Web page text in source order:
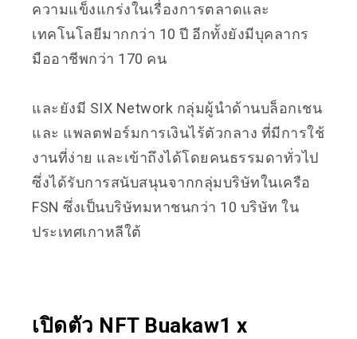
ความแข็งแกร่งในเรื่องการตลาดและ
เทคโนโลยีมากกว่า 10 ปี อีกทั้งยังมีบุคลากร
มืออาชีพกว่า 170 คน
และยังมี SIX Network กลุ่มผู้นำด้านบล็อกเชน
และ แพลตฟอร์มการเงินไร้ตัวกลาง ที่มีการใช้
งานที่ง่าย และเข้าถึงได้โดยคนธรรมดาทั่วไป
ซึ่งได้รับการสนับสนุนจากกลุ่มบริษัทในเครือ
FSN ซึ่งเป็นบริษัทมหาชนกว่า 10 บริษัท ใน
ประเทศเกาหลีใต้
เปิดตัว NFT Buakaw1 x